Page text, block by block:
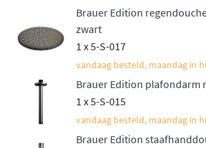
De Edition collectie kenmerkt zich door
keuzemogelijkheden in kleur en
klassiekeglanzende chroom
afwerkingen verkrijgbaar in geborsteld
geborsteld koper, geborsteld gunmetal,
en mat zwart. Deze hoogwaardige PVD-
bijzonder duurzaam, krasbestendig en
jarenlang zijn mooie uitstraling.
Brauer Edition
zwart
1 x 5-S-017
vandaag besteld, maandag in
Brauer Edition plafondarm
1 x 5-S-015
vandaag besteld, maandag in
Brauer Edition